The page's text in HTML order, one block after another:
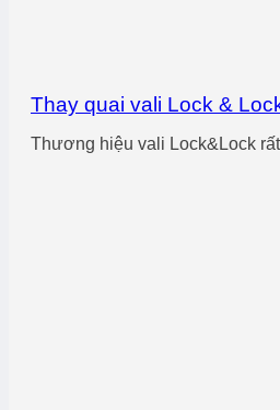
Thay quai vali Lock &
Thương hiệu vali Lock&Lock